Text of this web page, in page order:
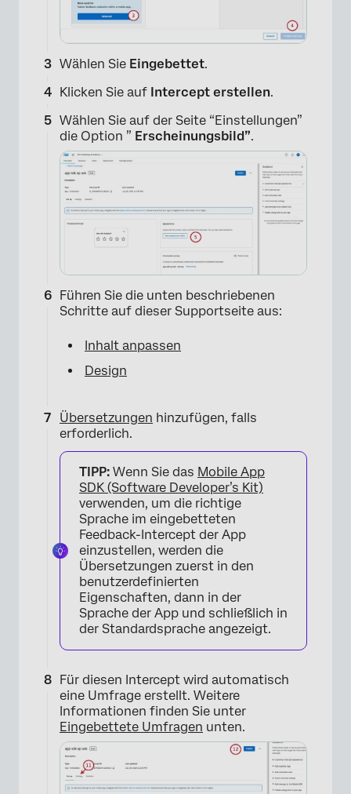
×
Wählen Sie Eingebettet.
Klicken Sie auf Intercept erstellen.
Wählen Sie auf der Seite “Einstellungen”
die Option ” Erscheinungsbild”.
Führen Sie die unten beschriebenen
Schritte auf dieser Supportseite aus:
Inhalt anpassen
Design
Übersetzungen hinzufügen, falls
erforderlich.
TIPP: Wenn Sie das Mobile App
SDK (Software Developer’s Kit)
verwenden, um die richtige
Sprache im eingebetteten
Feedback-Intercept der App
einzustellen, werden die
Übersetzungen zuerst in den
benutzerdefinierten
Eigenschaften, dann in der
Sprache der App und schließlich in
der Standardsprache angezeigt.
Für diesen Intercept wird automatisch
eine Umfrage erstellt. Weitere
Informationen finden Sie unter
Eingebettete Umfragen unten.